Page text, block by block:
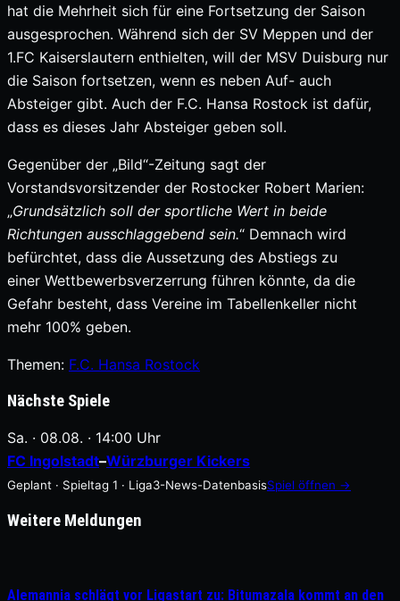
hat die Mehrheit sich für eine Fortsetzung der Saison
ausgesprochen. Während sich der SV Meppen und der
1.FC Kaiserslautern enthielten, will der MSV Duisburg nur
die Saison fortsetzen, wenn es neben Auf- auch
Absteiger gibt. Auch der F.C. Hansa Rostock ist dafür,
dass es dieses Jahr Absteiger geben soll.
Gegenüber der „Bild“-Zeitung sagt der
Vorstandsvorsitzender der Rostocker Robert Marien:
„Grundsätzlich soll der sportliche Wert in beide
Richtungen ausschlaggebend sein.“ Demnach wird
befürchtet, dass die Aussetzung des Abstiegs zu
einer Wettbewerbsverzerrung führen könnte, da die
Gefahr besteht, dass Vereine im Tabellenkeller nicht
mehr 100% geben.
Themen: F.C. Hansa Rostock
Nächste Spiele
Sa. · 08.08. · 14:00 Uhr
FC Ingolstadt–Würzburger Kickers
Geplant · Spieltag 1 · Liga3-News-DatenbasisSpiel öffnen →
Weitere Meldungen
Alemannia schlägt vor Ligastart zu: Bitumazala kommt an den